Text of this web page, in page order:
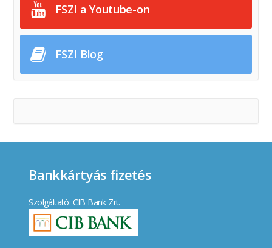
FSZI a Youtube-on
FSZI Blog
Bankkártyás fizetés
Szolgáltató: CIB Bank Zrt.